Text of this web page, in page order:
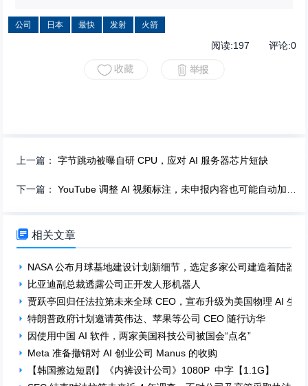
公司 日本 最快 发射 火箭
阅读:197 评论:0
上一篇：字节跳动被曝自研 CPU，应对 AI 服务器芯片短缺
下一篇：YouTube 调整 AI 视频标注，未申报内容也可能自动加标签
 相关文章
NASA 公布月球基地建设计划新细节，选定多家公司建造着陆器
比亚迪副总裁透露公司正开发人形机器人
贾跃亭回归任法拉第未来全球 CEO，宣布升级为美国物理 AI 生
特朗普政府计划邀请英伟达、苹果等公司 CEO 随行访华
因使用中国 AI 软件，两家美国科技公司被国会“点名”
Meta 准备撤销对 AI 创业公司 Manus 的收购
【韩国擦边短剧】《内裤设计公司》1080P 中字【1.1G】